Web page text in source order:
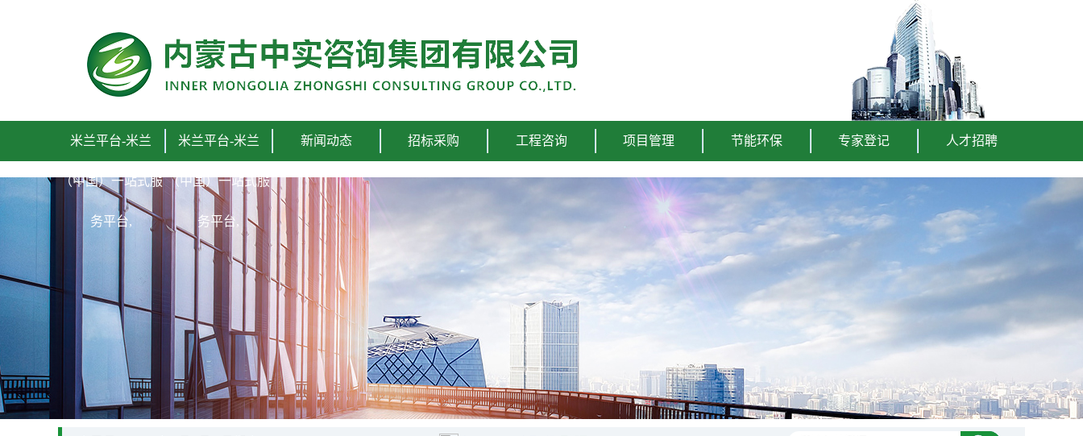
米兰平台-米兰
（中国）一站式服
务平台,
米兰平台-米兰
（中国）一站式服
务平台,
新闻动态 招标采购 工程咨询 项目管理 节能环保 专家登记 人才招聘